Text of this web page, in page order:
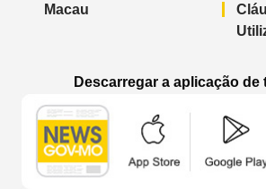
Macau
Descarregar a aplicação de